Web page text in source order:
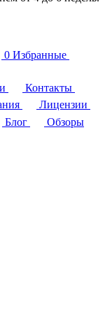
0 Избранные
Контакты
Лицензии
Блог Обзоры